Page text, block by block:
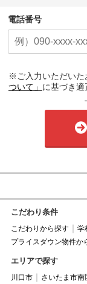
電話番号
※ご入力いただいた
ついて」 に基づき
こだわり条件
こだわりから探す 学
プライスダウン物件か
エリアで探す
川口市 さいたま市南